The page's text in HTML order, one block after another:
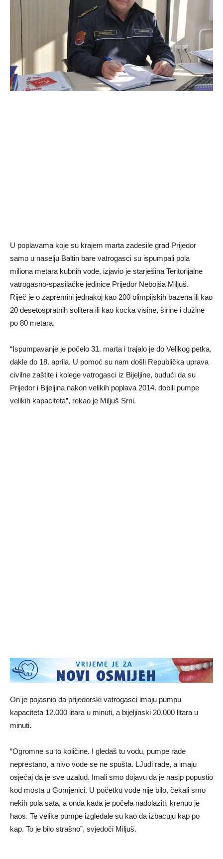
U poplavama koje su krajem marta zadesile grad Prijedor
samo u naselju Baltin bare vatrogasci su ispumpali pola
miliona metara kubnih vode, izjavio je starješina Teritorijalne
vatrogasno-spasilačke jedinice Prijedor Nebojša Miljuš.
Riječ je o zapremini jednakoj kao 200 olimpijskih bazena ili kao
20 desetospratnih solitera ili kao kocka visine, širine i dužine
po 80 metara.
“Ispumpavanje je počelo 31. marta i trajalo je do Velikog petka,
dakle do 18. aprila. U pomoć su nam došli Republička uprava
civilne zaštite i kolege vatrogasci iz Bijeljine, budući da su
Prijedor i Bijeljina nakon velikih poplava 2014. dobili pumpe
velikih kapaciteta”, rekao je Miljuš Srni.
On je pojasnio da prijedorski vatrogasci imaju pumpu
kapaciteta 12.000 litara u minuti, a bijeljinski 20.000 litara u
minuti.
“Ogromne su to količine. I gledaš tu vodu, pumpe rade
neprestano, a nivo vode se ne spušta. LJudi rade, a imaju
osjećaj da je sve uzalud. Imali smo dojavu da je nasip popustio
kod mosta u Gomjenici. U početku vode nije bilo, čekali smo
nekih pola sata, a onda kada je počela nadolaziti, krenuo je
haos. Te velike pumpe izgledale su kao da izbacuju kap po
kap. To je bilo strašno”, svjedoči Miljuš.